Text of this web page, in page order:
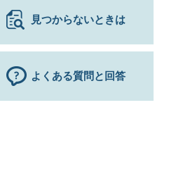
見つからないときは
よくある質問と回答